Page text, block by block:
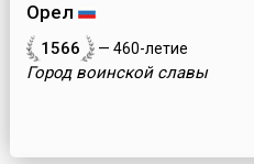
Орел
1566 — 460-летие
Город воинской славы